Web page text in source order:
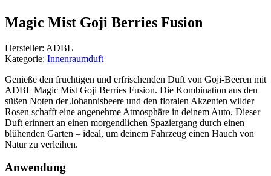
Magic Mist Goji Berries Fusion
Hersteller: ADBL
Kategorie: Innenraumduft
Genieße den fruchtigen und erfrischenden Duft von Goji-Beeren mit
ADBL Magic Mist Goji Berries Fusion. Die Kombination aus den
süßen Noten der Johannisbeere und den floralen Akzenten wilder
Rosen schafft eine angenehme Atmosphäre in deinem Auto. Dieser
Duft erinnert an einen morgendlichen Spaziergang durch einen
blühenden Garten – ideal, um deinem Fahrzeug einen Hauch von
Natur zu verleihen.
Anwendung